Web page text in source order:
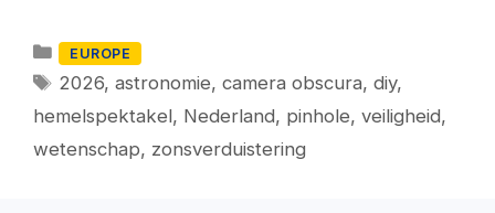
Categorieën
EUROPE
Tags
2026,astronomie,camera obscura,diy,
hemelspektakel, Nederland, pinhole, veiligheid,
wetenschap, zonsverduistering